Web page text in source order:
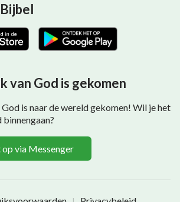
van God is gekomen
is naar de wereld gekomen! Wil je het
via Messenger